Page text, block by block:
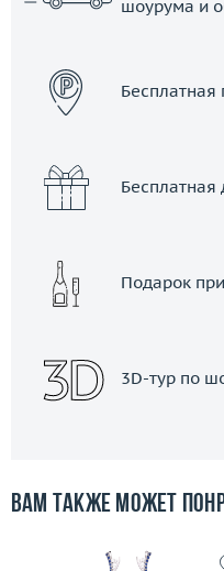
шоурума и
Бесплатная
Бесплатная
Подарок
3D-тур по
Вам также может